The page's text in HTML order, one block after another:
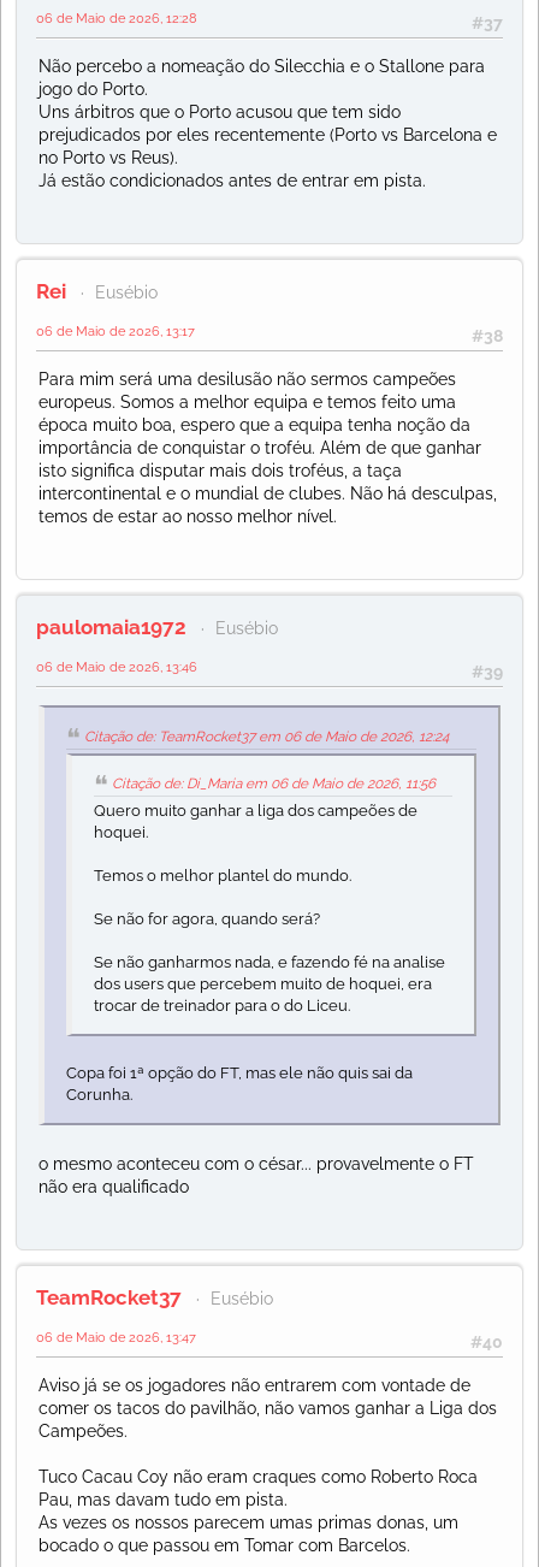
#37
06 de Maio de 2026, 12:28
Não percebo a nomeação do Silecchia e o Stallone para
jogo do Porto.
Uns árbitros que o Porto acusou que tem sido
prejudicados por eles recentemente (Porto vs Barcelona e
no Porto vs Reus).
Já estão condicionados antes de entrar em pista.
Rei Eusébio
#38
06 de Maio de 2026, 13:17
Para mim será uma desilusão não sermos campeões
europeus. Somos a melhor equipa e temos feito uma
época muito boa, espero que a equipa tenha noção da
importância de conquistar o troféu. Além de que ganhar
isto significa disputar mais dois troféus, a taça
intercontinental e o mundial de clubes. Não há desculpas,
temos de estar ao nosso melhor nível.
paulomaia1972 Eusébio
#39
06 de Maio de 2026, 13:46
Citação de: TeamRocket37 em 06 de Maio de 2026, 12:24
Citação de: Di_Maria em 06 de Maio de 2026, 11:56
Quero muito ganhar a liga dos campeões de
hoquei.
Temos o melhor plantel do mundo.
Se não for agora, quando será?
Se não ganharmos nada, e fazendo fé na analise
dos users que percebem muito de hoquei, era
trocar de treinador para o do Liceu.
Copa foi 1ª opção do FT, mas ele não quis sai da
Corunha.
o mesmo aconteceu com o césar... provavelmente o FT
não era qualificado
TeamRocket37 Eusébio
#40
06 de Maio de 2026, 13:47
Aviso já se os jogadores não entrarem com vontade de
comer os tacos do pavilhão, não vamos ganhar a Liga dos
Campeões.
Tuco Cacau Coy não eram craques como Roberto Roca
Pau, mas davam tudo em pista.
As vezes os nossos parecem umas primas donas, um
bocado o que passou em Tomar com Barcelos.